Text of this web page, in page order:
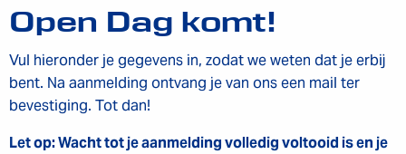
Open Dag komt!
Vul hieronder je gegevens in, zodat we weten dat je erbij
bent. Na aanmelding ontvang je van ons een mail ter
bevestiging. Tot dan!
Let op: Wacht tot je aanmelding volledig voltooid is en je